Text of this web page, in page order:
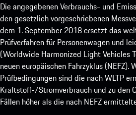
Die angegebenen Verbrauchs- und
den gesetzlich vorgeschriebenen
dem 1. September 2018 ersetzt das
Prüfverfahren für Personenwagen und
(Worldwide Harmonized Light Vehicles
neuen europäischen Fahrzyklus (NEFZ).
Prüfbedingungen sind die nach WLTP
Kraftstoff-/Stromverbrauch und zu den
Fällen höher als die nach NEFZ